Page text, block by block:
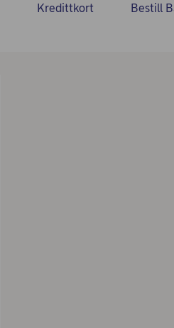
Kredittkort Bestill